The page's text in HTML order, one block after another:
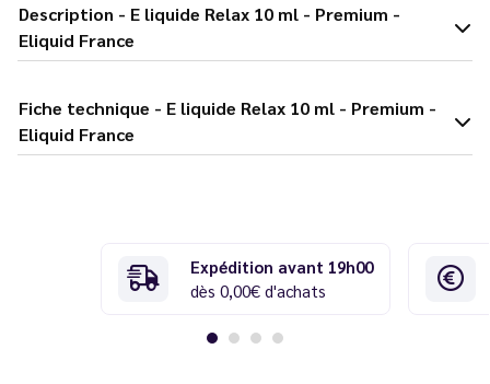
Description - E liquide Relax 10 ml - Premium -
Eliquid France
Fiche technique - E liquide Relax 10 ml - Premium -
Eliquid France
Expédition avant 19h00
dès 0,00€ d'achats